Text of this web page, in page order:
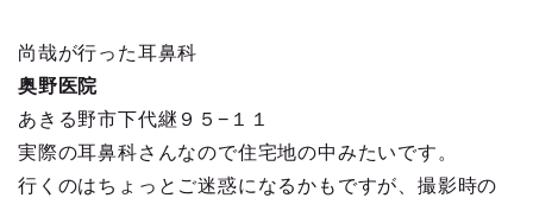
尚哉が行った耳鼻科
奥野医院
あきる野市下代継９５−１１
実際の耳鼻科さんなので住宅地の中みたいです。
行くのはちょっとご迷惑になるかもですが、撮影時の